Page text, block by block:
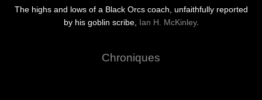
The highs and lows of a Black Orcs coach, unfaithfully reported
by his goblin scribe,
Ian H. McKinley.
Chroniques